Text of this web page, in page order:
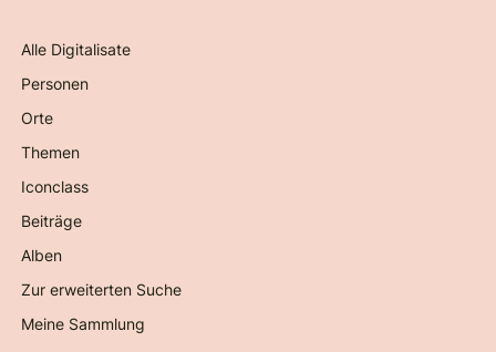
Alle Digitalisate
Personen
Orte
Themen
Iconclass
Beiträge
Alben
Zur erweiterten Suche
Meine Sammlung